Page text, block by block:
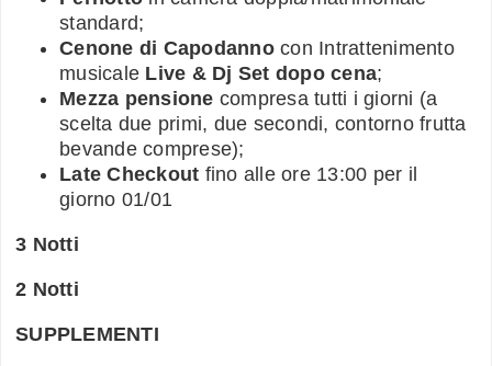
standard;
Cenone di Capodannocon Intrattenimento
musicale Live & Dj Set dopo cena;
Mezza pensione compresa tutti i giorni (a
scelta due primi, due secondi, contorno frutta
bevande comprese);
Late Checkout fino alle ore 13:00 per il
giorno 01/01
3 Notti
2 Notti
SUPPLEMENTI